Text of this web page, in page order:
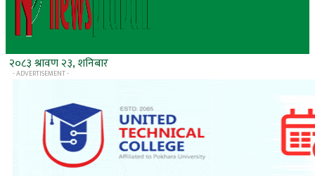
२०८३ श्रावण २३, शनिबार
- ADVERTISEMENT -